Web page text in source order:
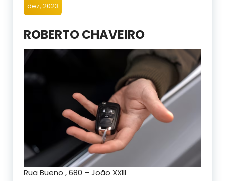
dez, 2023
ROBERTO CHAVEIRO
Rua Bueno , 680 – João XXIII